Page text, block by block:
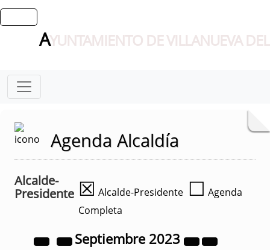
AYUNTAMIENTO DE VILLANUEVA
Agenda Alcaldía
Alcalde-
Presidente ☒ Alcalde-Presidente ☐ Agenda
Completa
Septiembre 2023